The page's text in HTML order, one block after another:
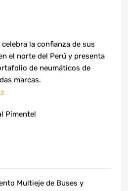
la confianza de sus
el norte del Perú y presenta
de neumáticos de
marcas.
Pimentel
Multieje de Buses y